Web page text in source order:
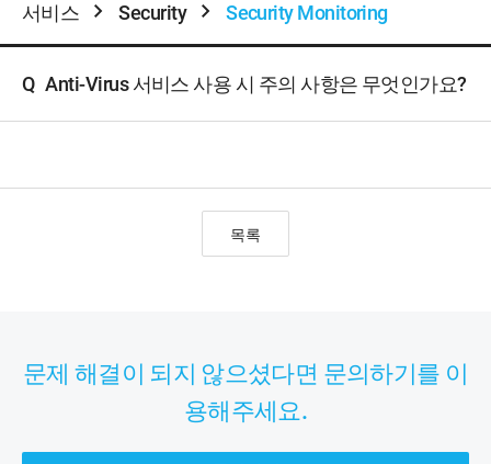
서비스 Security Security Monitoring
Q Anti-Virus 서비스 사용 시 주의 사항은 무엇인가요?
목록
문제 해결이 되지 않으셨다면 문의하기를 이
용해주세요.